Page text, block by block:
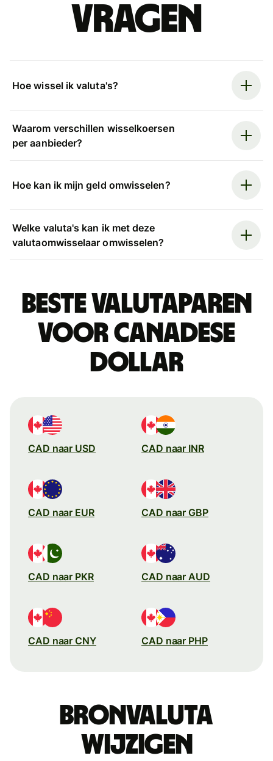
vragen
Hoe wissel ik valuta's?
Waarom verschillen wisselkoersen
per aanbieder?
Hoe kan ik mijn geld omwisselen?
Welke valuta's kan ik met deze
valutaomwisselaar omwisselen?
Beste valutaparen
voor Canadese
dollar
CAD naar USD CAD naar INR
CAD naar EUR CAD naar GBP
CAD naar PKR CAD naar AUD
CAD naar CNY CAD naar PHP
Bronvaluta
wijzigen